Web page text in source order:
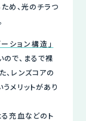
め、光のチラつ
ション構造」
で、まるで裸
、レンズコアの
メリットがあり
充血などのト